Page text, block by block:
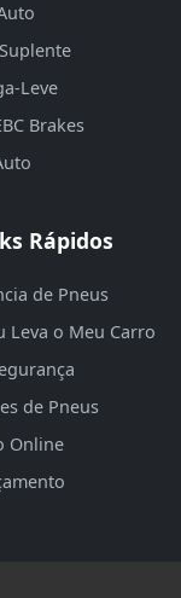
Leve
Brakes
Rápidos
de Pneus
Leva o Meu Carro
de Pneus
Online